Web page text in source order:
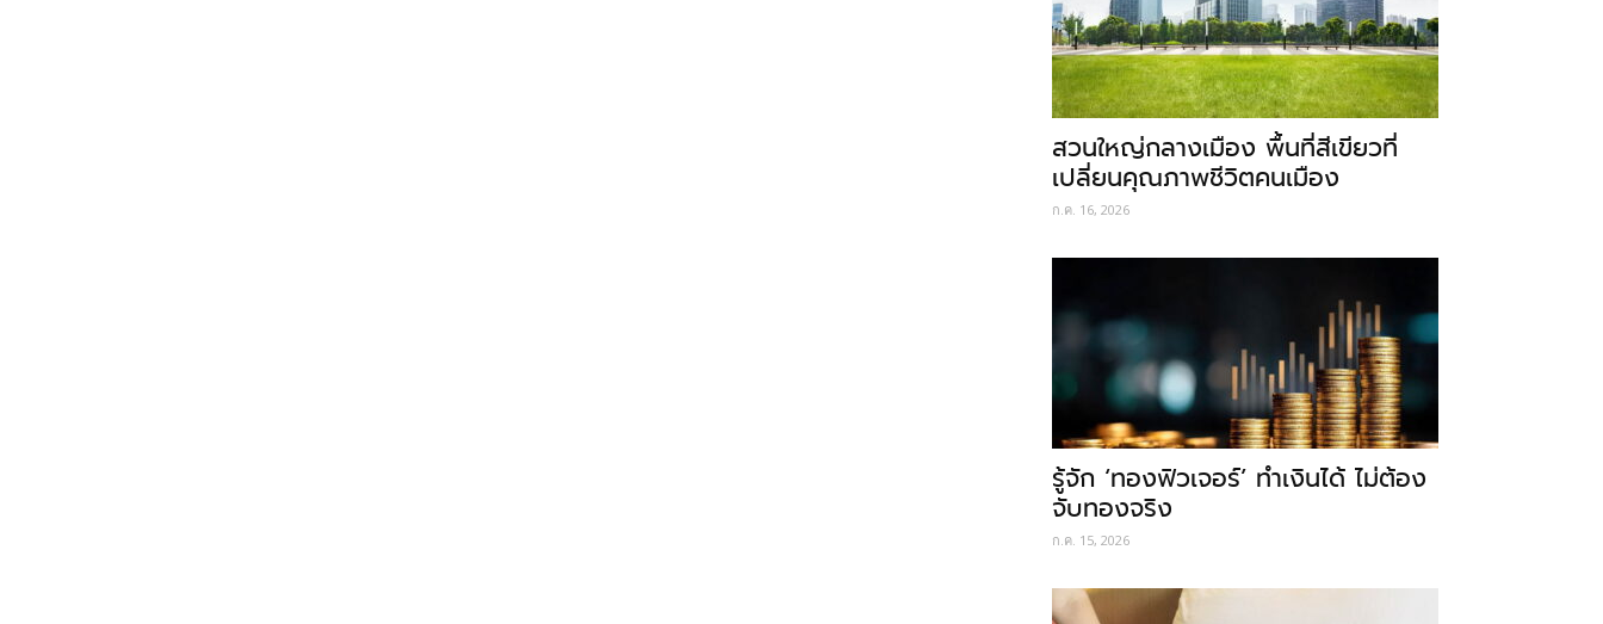
สวนใหญ่กลางเมือง พื้นที่สีเขียวที่
เปลี่ยนคุณภาพชีวิตคนเมือง
ก.ค. 16, 2026
รู้จัก ‘ทองฟิวเจอร์’ ทำเงินได้ ไม่ต้อง
จับทองจริง
ก.ค. 15, 2026